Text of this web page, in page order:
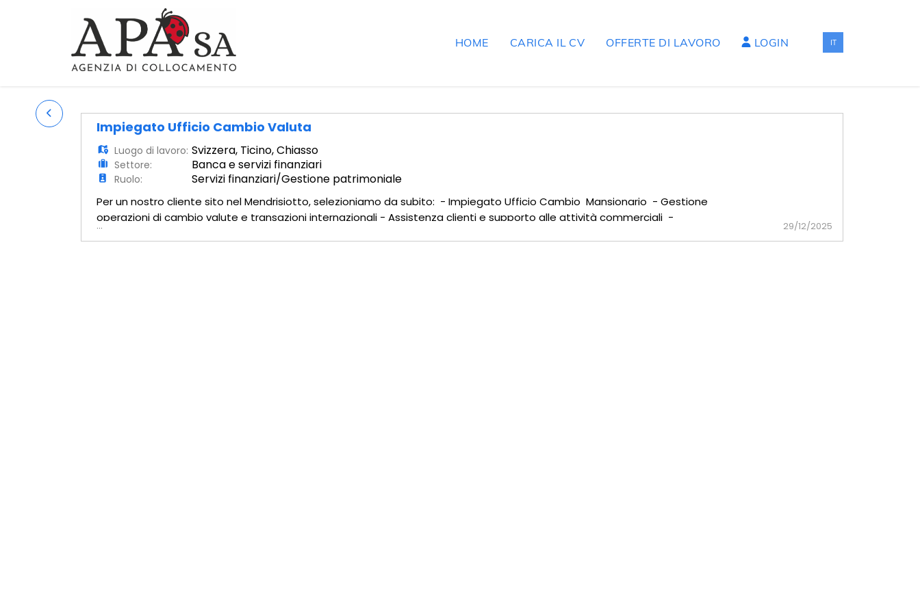
HOME CARICA IL CV OFFERTE DI LAVORO LOGIN IT
Impiegato Ufficio Cambio Valuta
Luogo di lavoro: Svizzera, Ticino,Chiasso
Settore: Banca e servizi finanziari
Ruolo: Servizi finanziari/Gestione patrimoniale
Per un nostro cliente sito nel Mendrisiotto, selezioniamo da subito: - Impiegato Ufficio Cambio Mansionario - Gestione
operazioni di cambio valute e transazioni internazionali - Assistenza clienti e supporto alle attività commerciali -
Elaborazione documenti e report giornalieri - Collaborazione con team interno - Consegna di valuta in zona
... 29/12/2025